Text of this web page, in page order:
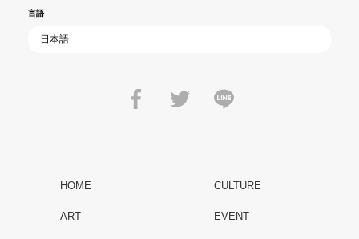
言語
HOME CULTURE
ART EVENT